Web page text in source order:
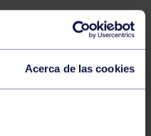
Acerca de las cookies